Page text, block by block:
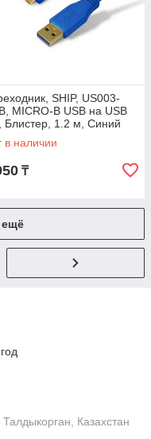
SHIP, US003-
MICRO-B USB на USB
Блистер, 1.2 м, Синий
в наличии
₸
ещё
Казахстан